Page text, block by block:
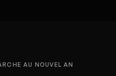
AU NOUVEL AN